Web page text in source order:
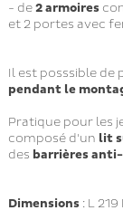
- de2 armoires
et 2 portes avec
Il est posssible de
pendant le
Pratique pour les
composé d'un lit
des barrières
Dimensions: L 219